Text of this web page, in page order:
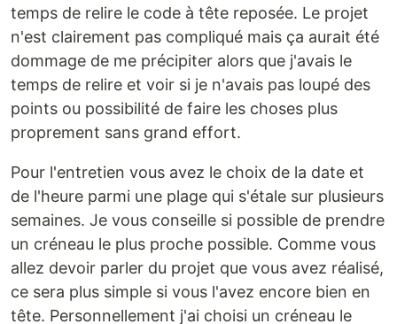
temps de relire le code à tête reposée. Le projet
n'est clairement pas compliqué mais ça aurait été
dommage de me précipiter alors que j'avais le
temps de relire et voir si je n'avais pas loupé des
points ou possibilité de faire les choses plus
proprement sans grand effort.
Pour l'entretien vous avez le choix de la date et
de l'heure parmi une plage qui s'étale sur plusieurs
semaines. Je vous conseille si possible de prendre
un créneau le plus proche possible. Comme vous
allez devoir parler du projet que vous avez réalisé,
ce sera plus simple si vous l'avez encore bien en
tête. Personnellement j'ai choisi un créneau le